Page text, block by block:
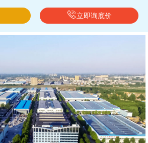
立即询底价